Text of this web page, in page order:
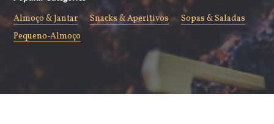
Almoço & Jantar Snacks & Aperitivos
Sopas & Saladas
Pequeno-Almoço